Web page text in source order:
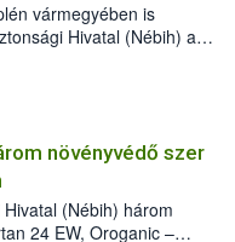
vármegyében is
Hivatal (Nébih) a
jelenlétét. A
meg, de már fertőzött
a szlovák
megállítása érdekében.
növényvédő szer
(Nébih) három
24 EW, Oroganic –